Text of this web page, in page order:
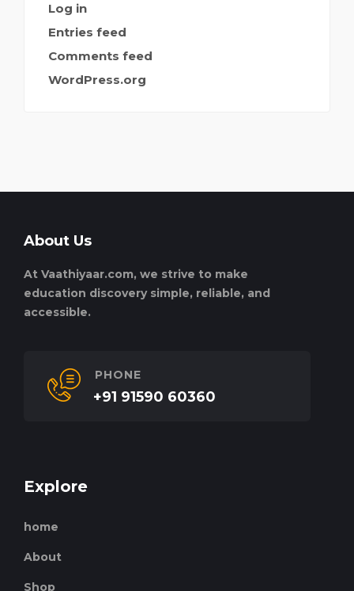
Log in
Entries feed
Comments feed
WordPress.org
About Us
At Vaathiyaar.com, we strive to make
education discovery simple, reliable, and
accessible.
PHONE
+91 91590 60360
Explore
home
About
Shop